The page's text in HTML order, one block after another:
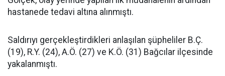
hastanede tedavi altına alınmıştı.
Saldırıyı gerçekleştirdikleri anlaşılan şüpheliler B.Ç.
(19), R.Y. (24), A.Ö. (27) ve K.Ö. (31) Bağcılar ilçesinde
yakalanmıştı.